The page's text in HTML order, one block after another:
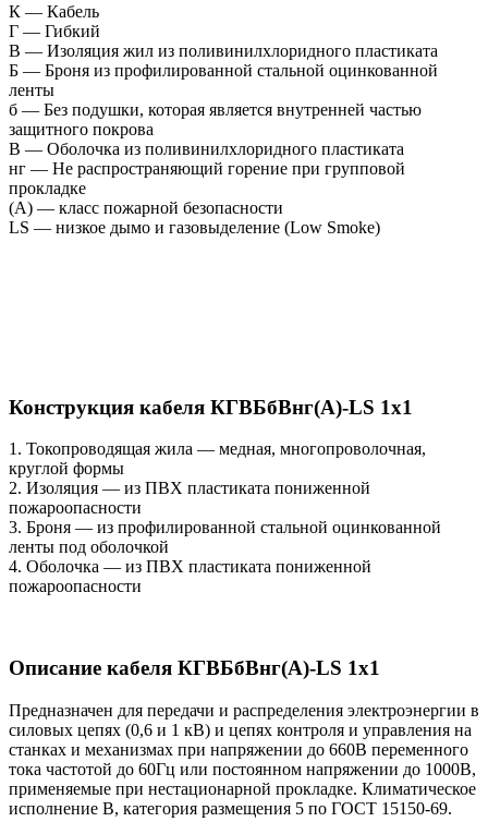
К — Кабель
Г — Гибкий
В — Изоляция жил из поливинилхлоридного пластиката
Б — Броня из профилированной стальной оцинкованной
ленты
б — Без подушки, которая является внутренней частью
защитного покрова
В — Оболочка из поливинилхлоридного пластиката
нг — Не распространяющий горение при групповой
прокладке
(А) — класс пожарной безопасности
LS — низкое дымо и газовыделение (Low Smoke)
Конструкция кабеля КГВБбВнг(А)-LS 1х1
1. Токопроводящая жила — медная, многопроволочная,
круглой формы
2. Изоляция — из ПВХ пластиката пониженной
пожароопасности
3. Броня — из профилированной стальной оцинкованной
ленты под оболочкой
4. Оболочка — из ПВХ пластиката пониженной
пожароопасности
Описание кабеля КГВБбВнг(А)-LS 1х1
Предназначен для передачи и распределения электроэнергии в
силовых цепях (0,6 и 1 кВ) и цепях контроля и управления на
станках и механизмах при напряжении до 660В переменного
тока частотой до 60Гц или постоянном напряжении до 1000В,
применяемые при нестационарной прокладке. Климатическое
исполнение В, категория размещения 5 по ГОСТ 15150-69.